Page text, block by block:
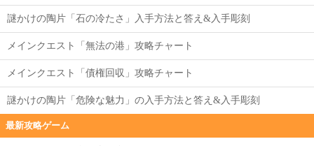
謎かけの陶片「石の冷たさ」入手方法と答え&入手彫刻
メインクエスト「無法の港」攻略チャート
メインクエスト「債権回収」攻略チャート
謎かけの陶片「危険な魅力」の入手方法と答え&入手彫刻
最新攻略ゲーム